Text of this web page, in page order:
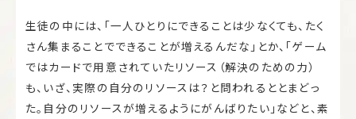
生徒の中には、「一人ひとりにできることは少なくても、たく
さん集まることでできることが増えるんだな」とか、「ゲーム
ではカードで用意されていたリソース（解決のための力）
も、いざ、実際の自分のリソースは？と問われるととまどっ
た。自分のリソースが増えるようにがんばりたい」などと、素